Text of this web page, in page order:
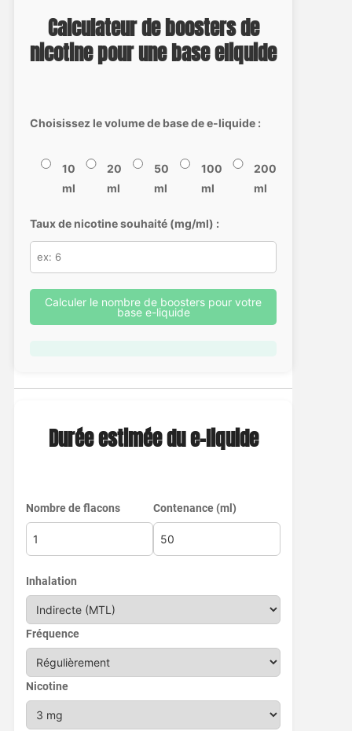
Calculateur de boosters de
nicotine pour une base eliquide
Choisissez le volume de base de e-liquide :
10
ml
20
ml
50
ml
100
ml
200
ml
Taux de nicotine souhaité (mg/ml) :
Calculer le nombre de boosters pour votre
base e-liquide
Durée estimée du e-liquide
Nombre de flacons Contenance (ml)
Inhalation
Fréquence
Nicotine